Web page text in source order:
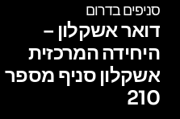
סניפים בדרום
דואר אשקלון –
היחידה המרכזית
אשקלון סניף מספר
210